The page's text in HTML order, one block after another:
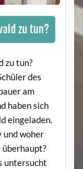
zu tun?
zu tun?
des
am
haben sich
eingeladen.
und woher
untersucht